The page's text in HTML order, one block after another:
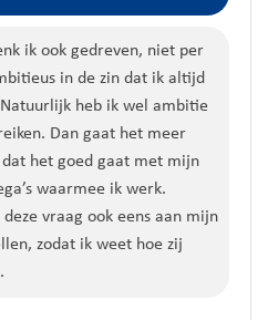
ik ook gedreven, niet per
in de zin dat ik altijd
heb ik wel ambitie
Dan gaat het meer
het goed gaat met mijn
waarmee ik werk.
vraag ook eens aan mijn
zodat ik weet hoe zij